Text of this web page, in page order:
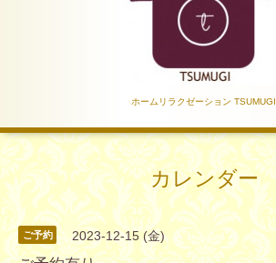
ホームリラクゼーション TSUMUGI
カレンダー
ご予約 2023-12-15 (金)